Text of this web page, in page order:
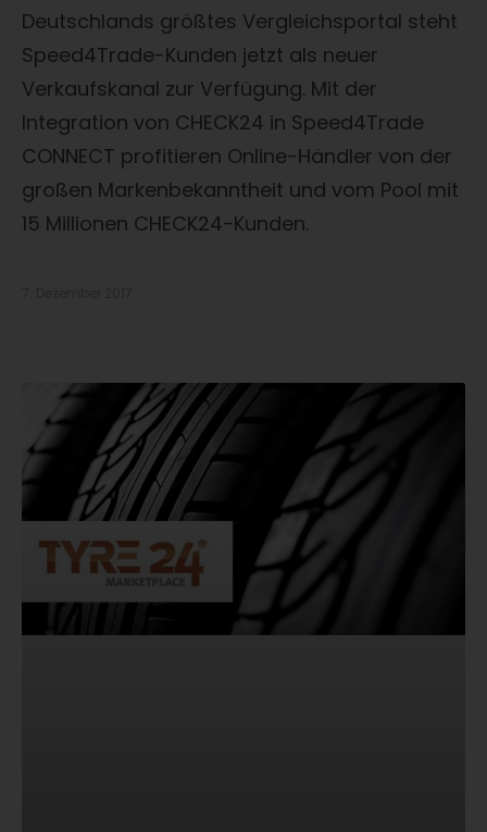
Deutschlands größtes Vergleichsportal steht
Speed4Trade-Kunden jetzt als neuer
Verkaufskanal zur Verfügung. Mit der
Integration von CHECK24 in Speed4Trade
CONNECT profitieren Online-Händler von der
großen Markenbekanntheit und vom Pool mit
15 Millionen CHECK24-Kunden.